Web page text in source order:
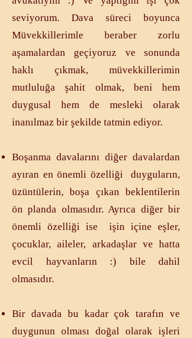
seviyorum. Dava süreci boyunca
Müvekkillerimle beraber zorlu
aşamalardan geçiyoruz ve sonunda
haklı çıkmak, müvekkillerimin
mutluluğa şahit olmak, beni hem
duygusal hem de mesleki olarak
inanılmaz bir şekilde tatmin ediyor.
​Boşanma davalarını diğer davalardan
ayıran en önemli özelliği duyguların,
üzüntülerin, boşa çıkan beklentilerin
ön planda olmasıdır. Ayrıca diğer bir
önemli özelliği ise işin içine eşler,
çocuklar, aileler, arkadaşlar ve hatta
evcil hayvanların :) bile dahil
olmasıdır.
​Bir davada bu kadar çok tarafın ve
duygunun olması doğal olarak işleri